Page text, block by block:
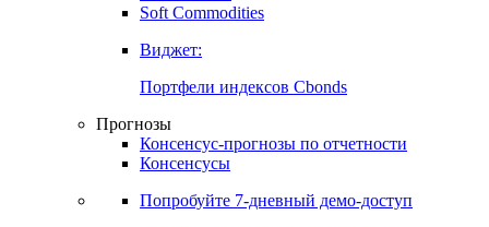
Soft Commodities
Виджет:
Портфели индексов Cbonds
Прогнозы
Консенсус-прогнозы по отчетности
Консенсусы
Попробуйте 7-дневный демо-доступ